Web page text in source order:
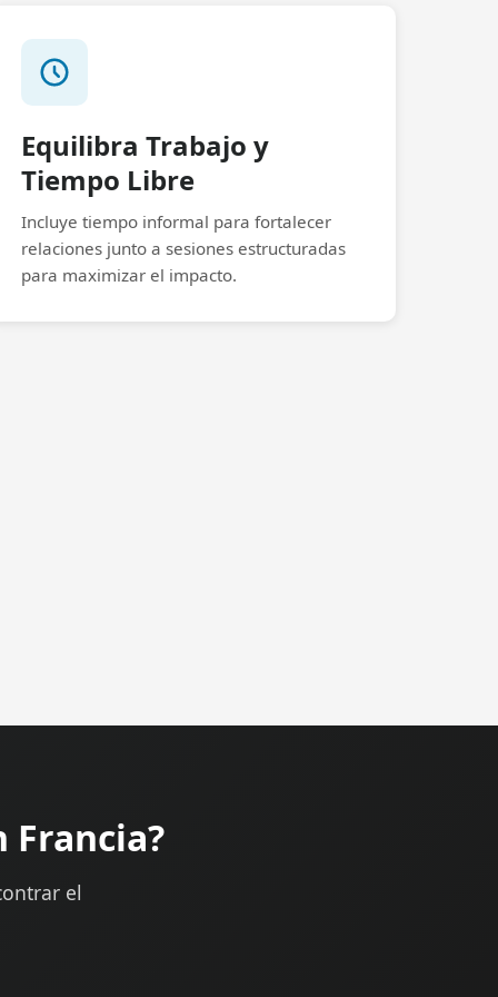
Equilibra Trabajo y
Tiempo Libre
Incluye tiempo informal para fortalecer
relaciones junto a sesiones estructuradas
para maximizar el impacto.
el